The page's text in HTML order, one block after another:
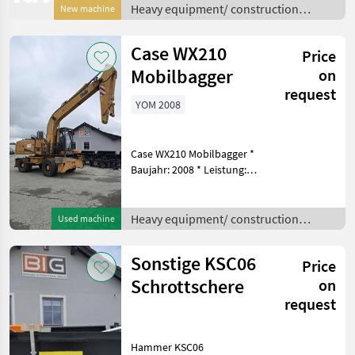
New machine
Aufnahme: Bolzen 45mm
Stiel und Knochebreite
Heavy equipment/ construction
machines /
Used machine
Case WX210
Mobilbagger
Price
on
request
YOM 2008
Case WX210 Mobilbagger *
Baujahr: 2008 * Leistung:
Hammer- Greifer-
Scherenverrohrung *
ös
Heavy equipment/ construction
machines /
Sonstige KSC06
Schrottschere
Price
on
request
Hammer KSC06